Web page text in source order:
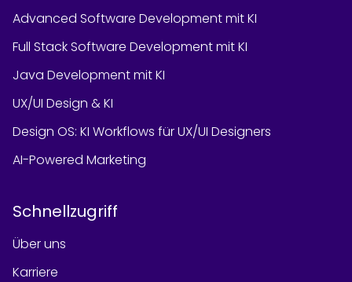
Advanced Software Development mit KI
Full Stack Software Development mit KI
Java Development mit KI
UX/UI Design & KI
Design OS: KI Workflows für UX/UI Designers
AI-Powered Marketing
Schnellzugriff
Über uns
Karriere